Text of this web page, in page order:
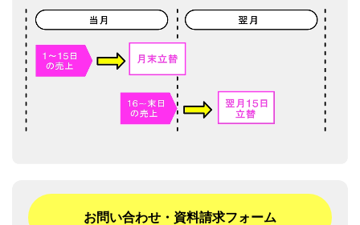
お問い合わせ・資料請求フォーム